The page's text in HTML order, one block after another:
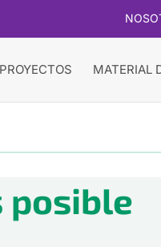
PROYECTOS MATERIAL
posible